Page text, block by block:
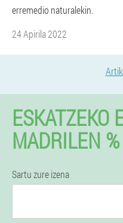
erremedio naturalekin.
24 Apirila 2022
ESKATZEKO
MADRILEN
Sartu zure izena